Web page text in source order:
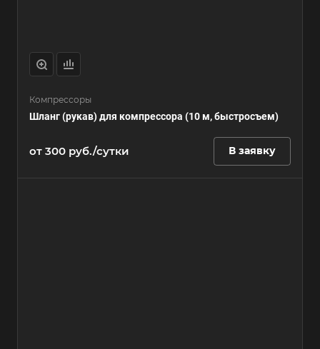
Компрессоры
Шланг (рукав) для компрессора (10 м, быстросъем)
от 300 руб./сутки В заявку